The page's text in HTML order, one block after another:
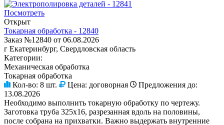
Посмотреть
Открыт
Токарная обработка - 12840
Заказ №12840 от 06.08.2026
г Екатеринбург, Свердловская область
Категории:
Механическая обработка
Токарная обработка
Кол-во: 8 шт. Цена: договорная
Предложения до:
13.08.2026
Необходимо выполнить токарную обработку по чертежу.
Заготовка труба 325х16, разрезанная вдоль на половины,
после собрана на прихватки. Важно выдержать внутренние